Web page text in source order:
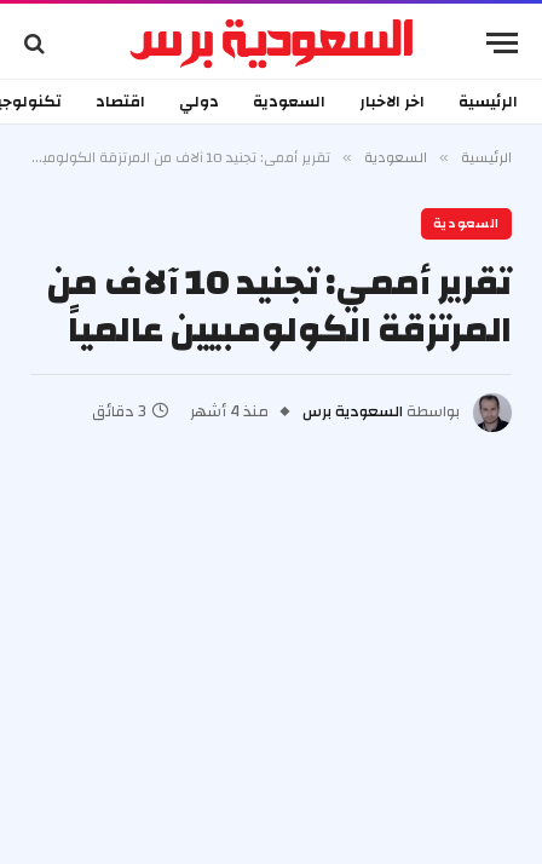
الرئيسية اخر الاخبار السعودية دولي اقتصاد
الرئيسية » السعودية » تقرير أممي: تجنيد 10 آلاف من المرتزقة الكولومبيين عالمياً
السعودية
تقرير أممي: تجنيد 10 آلاف من
المرتزقة الكولومبيين عالمياً
بواسطة السعودية برس منذ 4 أشهر 3 دقائق